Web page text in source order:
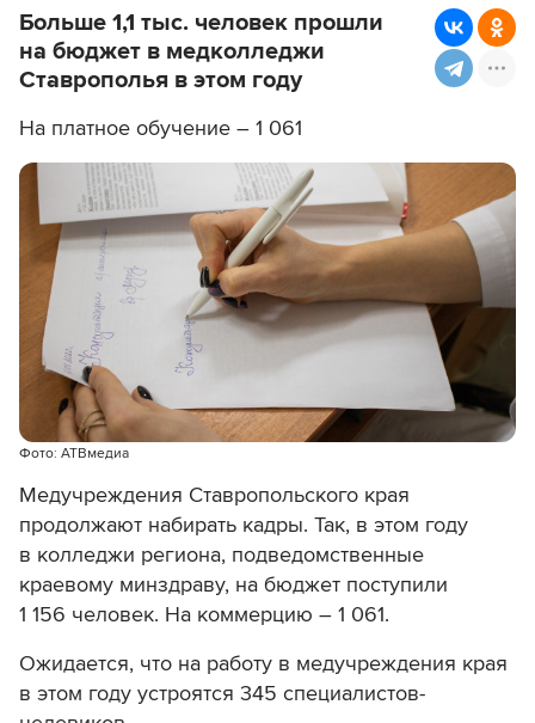
Больше 1,1 тыс. человек прошли
на бюджет в медколледжи
Ставрополья в этом году
На платное обучение – 1 061
Фото: АТВмедиа
Медучреждения Ставропольского края
продолжают набирать кадры. Так, в этом году
в колледжи региона, подведомственные
краевому минздраву, на бюджет поступили
1 156 человек. На коммерцию – 1 061.
Ожидается, что на работу в медучреждения края
в этом году устроятся 345 специалистов-